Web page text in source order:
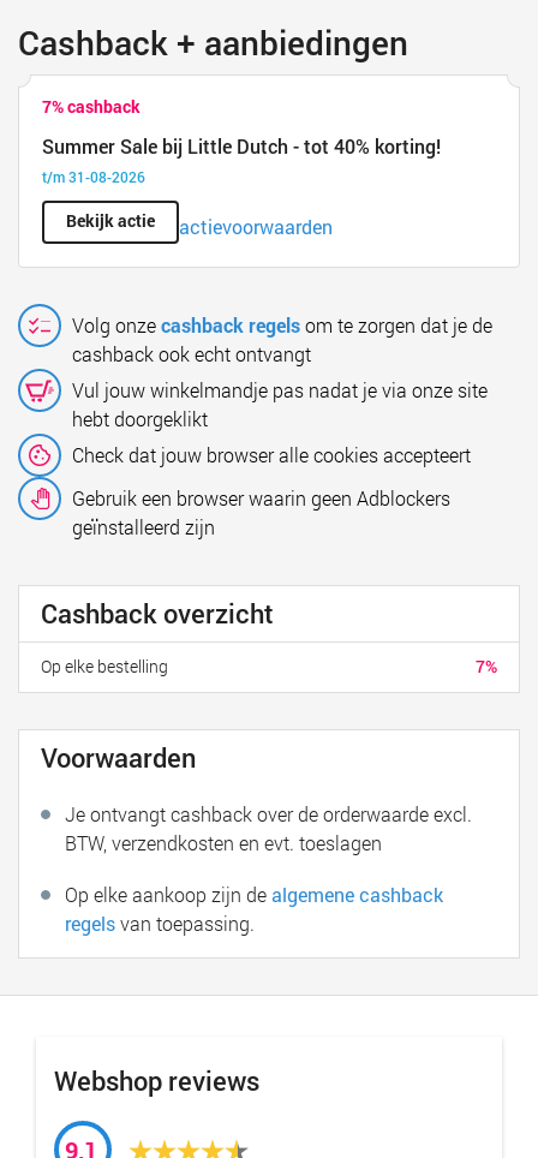
Cashback + aanbiedingen
7% cashback
Summer Sale bij Little Dutch - tot 40% korting!
t/m 31-08-2026
Bekijk actie actievoorwaarden
Volg onzecashback regelsom te zorgen dat je de
cashback ook echt ontvangt
Vul jouw winkelmandje pas nadat je via onze site
hebt doorgeklikt
Check dat jouw browser alle cookies accepteert
Gebruik een browser waarin geen Adblockers
geïnstalleerd zijn
Cashback overzicht
7%
Op elke bestelling
Voorwaarden
Je ontvangt cashback over de orderwaarde excl.
BTW, verzendkosten en evt. toeslagen
Op elke aankoop zijn dealgemene cashback
regelsvan toepassing.
Webshop reviews
9,1